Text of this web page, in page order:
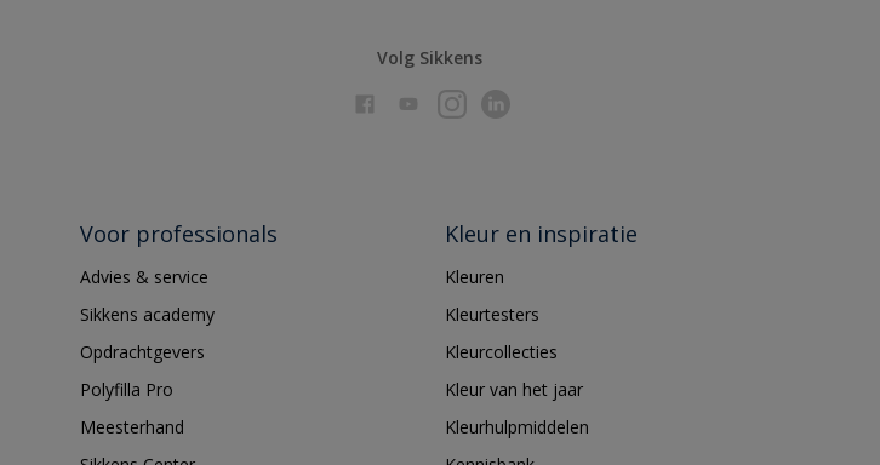
Volg Sikkens
Voor professionals
Advies & service
Sikkens academy
Opdrachtgevers
Polyfilla Pro
Meesterhand
Kleur en inspiratie
Kleuren
Kleurtesters
Kleurcollecties
Kleur van het jaar
Kleurhulpmiddelen